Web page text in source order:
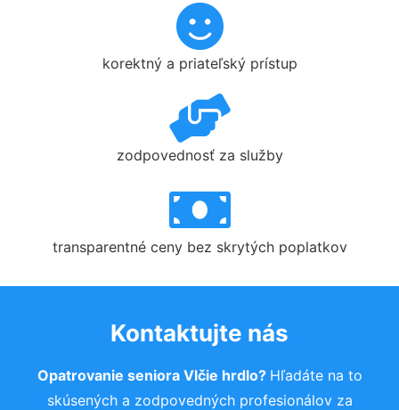
korektný a priateľský prístup
zodpovednosť za služby
transparentné ceny bez skrytých poplatkov
Kontaktujte nás
Opatrovanie seniora Vlčie hrdlo? Hľadáte na to
skúsených a zodpovedných profesionálov za